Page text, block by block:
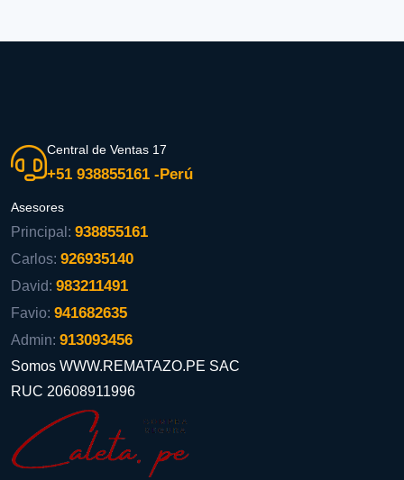
Central de Ventas 17
+51 938855161 -Perú
Asesores
Principal: 938855161
Carlos: 926935140
David: 983211491
Favio: 941682635
Admin: 913093456
Somos WWW.REMATAZO.PE SAC
RUC 20608911996